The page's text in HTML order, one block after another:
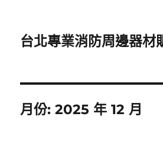
台北專業消防周邊器材
月份:2025 年 12 月